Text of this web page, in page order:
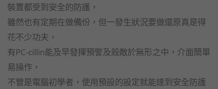
裝置都受到安全的防護，
雖然也有定期在做備份，但一發生狀況要做還原真是得
花不少功夫，
有PC-cillin能及早發揮預警及殺敵於無形之中，介面簡單
易操作，
不管是電腦初學者，使用預設的設定就能達到安全防護